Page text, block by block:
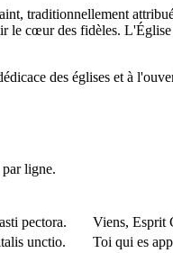
traditionnellement
cœur des fidèles.
des églises et à
ligne.
pectora.
Viens, Esprit
unctio.
Toi qui es